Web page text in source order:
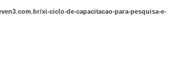
xi-ciclo-de-capacitacao-para-pesquisa-e-